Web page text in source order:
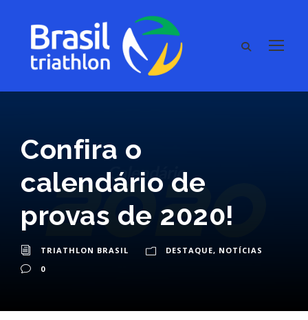
Confira o
calendário de
provas de 2020!
TRIATHLON BRASIL DESTAQUE, NOTÍCIAS
0